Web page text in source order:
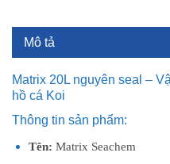
Mô tả
Matrix 20L nguyên seal –
hồ cá Koi
Thông tin sản phẩm:
Tên: Matrix Seachem